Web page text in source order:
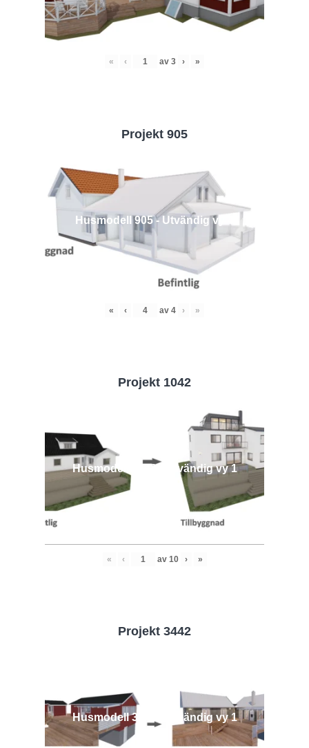
« ‹ av 3 › »
Projekt 905
Husmodell 905 - Utvändig vy 4
« ‹ av 4 › »
Projekt 1042
Husmodell 1042 - Utvändig vy 1
« ‹ av 10 › »
Projekt 3442
Husmodell 3442 - Utvändig vy 1